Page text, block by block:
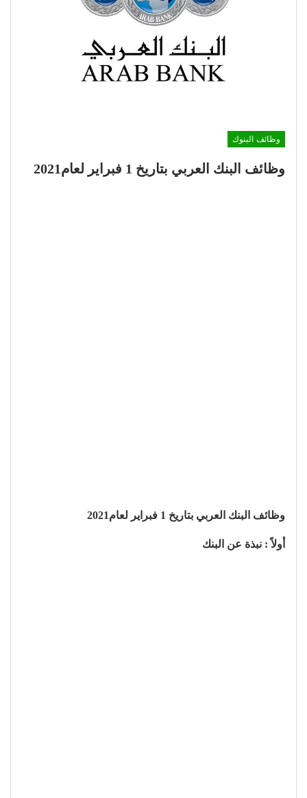
وظائف البنوك
وظائف البنك العربي بتاريخ 1 فبراير لعام2021
وظائف البنك العربي بتاريخ 1 فبراير لعام2021
أولاً : نبذة عن البنك